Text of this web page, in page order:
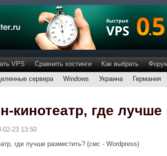
VPS Сравнить хостинги Как выбрать
сервера Windows Украина Германия
кинотеатр, где лучше
02-23 13:50
где лучше разместить? (смс - Wordpress)